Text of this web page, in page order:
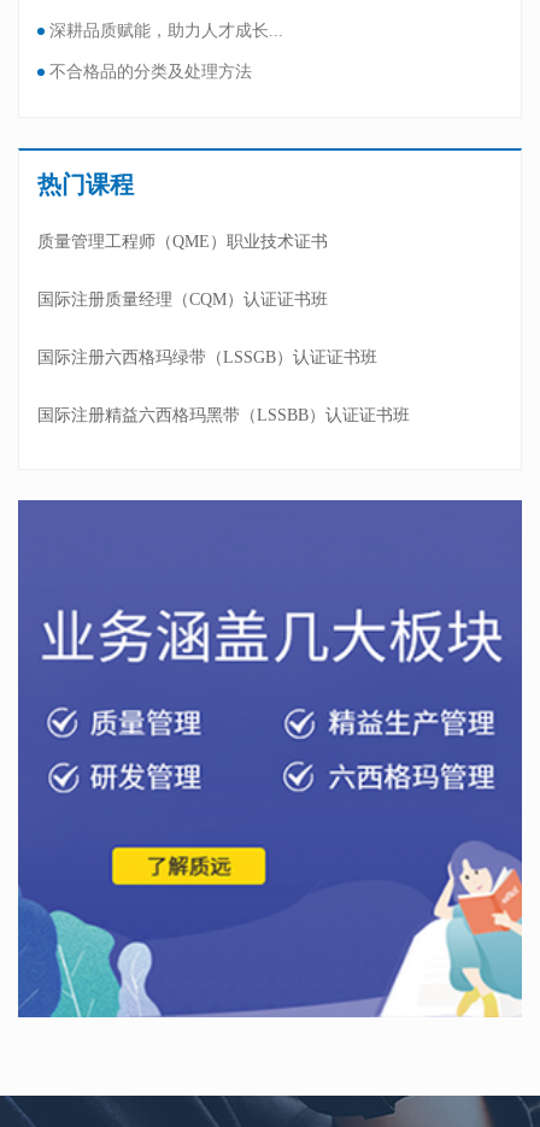
深耕品质赋能，助力人才成长...
不合格品的分类及处理方法
热门课程
质量管理工程师（QME）职业技术证书
国际注册质量经理（CQM）认证证书班
国际注册六西格玛绿带（LSSGB）认证证书班
国际注册精益六西格玛黑带（LSSBB）认证证书班